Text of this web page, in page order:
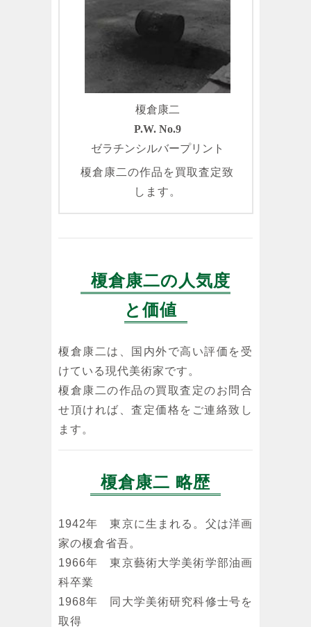
榎倉康二
P.W. No.9
ゼラチンシルバープリント
榎倉康二の作品を買取査定致
します。
榎倉康二の人気度
と価値
榎倉康二は、国内外で高い評価を受
けている現代美術家です。
榎倉康二の作品の買取査定のお問合
せ頂ければ、査定価格をご連絡致し
ます。
榎倉康二 略歴
1942年 東京に生まれる。父は洋画
家の榎倉省吾。
1966年 東京藝術大学美術学部油画
科卒業
1968年 同大学美術研究科修士号を
取得